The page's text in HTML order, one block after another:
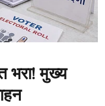
भरा! मुख्य